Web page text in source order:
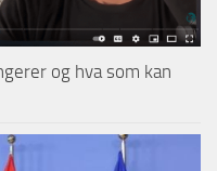
og hva som kan